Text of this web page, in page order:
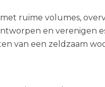
ruime volumes,
en verenigen
van een zeldzaam